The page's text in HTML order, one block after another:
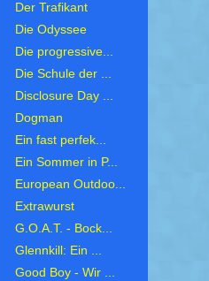
Der Trafikant
Die Odyssee
Die progressive...
Die Schule der ...
Disclosure Day ...
Dogman
Ein fast perfek...
Ein Sommer in P...
European Outdoo...
Extrawurst
G.O.A.T. - Bock...
Glennkill: Ein ...
Good Boy - Wir ...